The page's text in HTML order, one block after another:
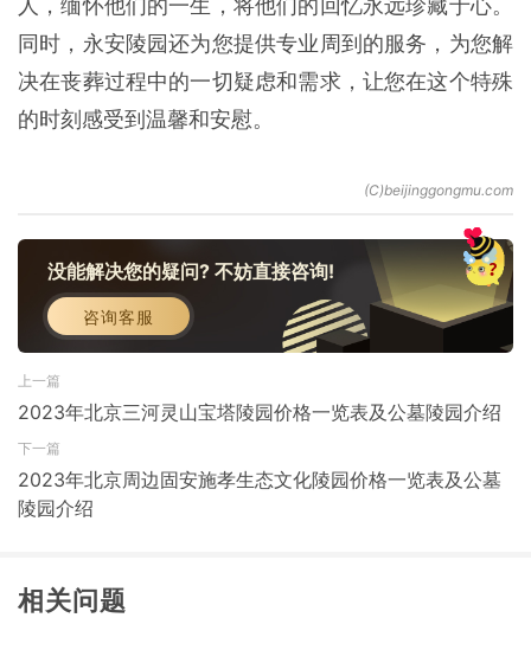
人，缅怀他们的一生，将他们的回忆永远珍藏于心。
同时，永安陵园还为您提供专业周到的服务，为您解
决在丧葬过程中的一切疑虑和需求，让您在这个特殊
的时刻感受到温馨和安慰。
没能解决您的疑问? 不妨直接咨询!
咨询客服
上一篇
2023年北京三河灵山宝塔陵园价格一览表及公墓陵园介绍
下一篇
2023年北京周边固安施孝生态文化陵园价格一览表及公墓
陵园介绍
相关问题